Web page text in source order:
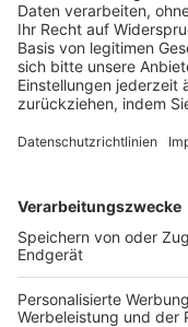
Trainerbörse
Login SpielPlus
FOLGE DEM BFV
TOP-VEREINE